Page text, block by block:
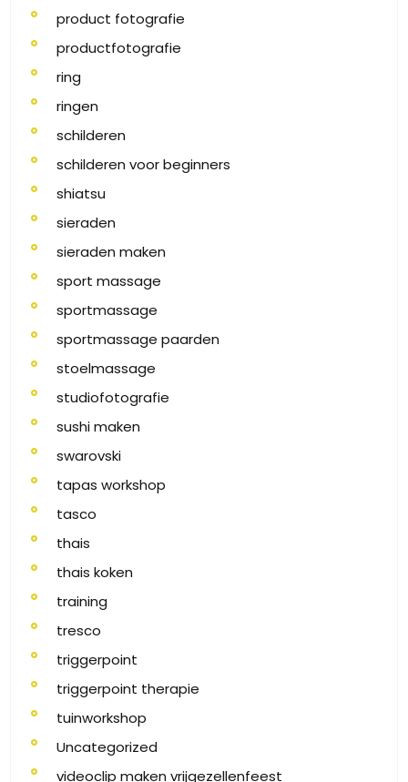
product fotografie
productfotografie
ring
ringen
schilderen
schilderen voor beginners
shiatsu
sieraden
sieraden maken
sport massage
sportmassage
sportmassage paarden
stoelmassage
studiofotografie
sushi maken
swarovski
tapas workshop
tasco
thais
thais koken
training
tresco
triggerpoint
triggerpoint therapie
tuinworkshop
Uncategorized
videoclip maken vrijgezellenfeest